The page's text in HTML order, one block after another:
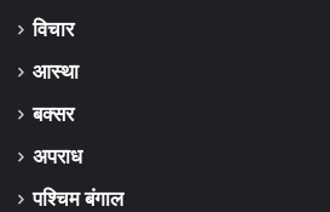
विचार
आस्था
बक्सर
अपराध
पश्चिम बंगाल